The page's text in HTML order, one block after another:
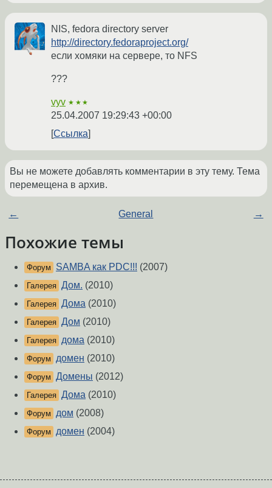
NIS, fedora directory server
http://directory.fedoraproject.org/
если хомяки на сервере, то NFS
???
vyv ★★★
25.04.2007 19:29:43 +00:00
Ссылка
Вы не можете добавлять комментарии в эту тему. Тема
перемещена в архив.
← General →
Похожие темы
Форум SAMBA как PDC!!! (2007)
Галерея Дом. (2010)
Галерея Дома (2010)
Галерея Дом (2010)
Галерея дома (2010)
Форум домен (2010)
Форум Домены (2012)
Галерея Дома (2010)
Форум дом (2008)
Форум домен (2004)